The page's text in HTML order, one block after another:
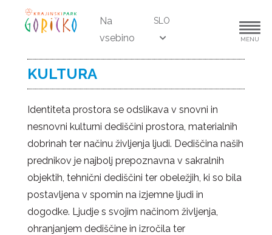
Na
vsebino
SLO
MENU
KULTURA
Identiteta prostora se odslikava v snovni in
nesnovni kulturni dediščini prostora, materialnih
dobrinah ter načinu življenja ljudi. Dediščina naših
prednikov je najbolj prepoznavna v sakralnih
objektih, tehnični dediščini ter obeležjih, ki so bila
postavljena v spomin na izjemne ljudi in
dogodke. Ljudje s svojim načinom življenja,
ohranjanjem dediščine in izročila ter